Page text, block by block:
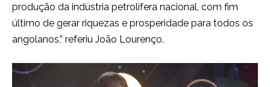
produção da indústria petrolífera nacional, com fim
último de gerar riquezas e prosperidade para todos os
angolanos,” referiu João Lourenço.